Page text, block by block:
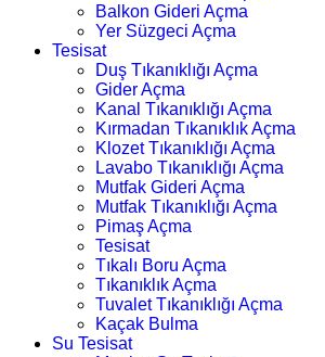
Balkon Gideri Açma
Yer Süzgeci Açma
Tesisat
Duş Tıkanıklığı Açma
Gider Açma
Kanal Tıkanıklığı Açma
Kırmadan Tıkanıklık Açma
Klozet Tıkanıklığı Açma
Lavabo Tıkanıklığı Açma
Mutfak Gideri Açma
Mutfak Tıkanıklığı Açma
Pimaş Açma
Tesisat
Tıkalı Boru Açma
Tıkanıklık Açma
Tuvalet Tıkanıklığı Açma
Kaçak Bulma
Su Tesisat